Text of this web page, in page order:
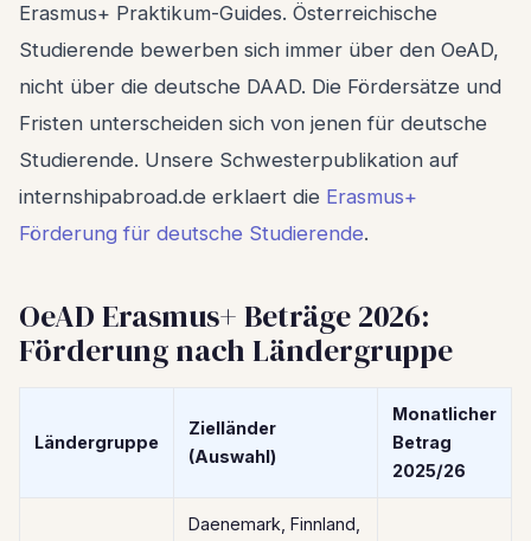
Erasmus+ Praktikum-Guides. Österreichische
Studierende bewerben sich immer über den OeAD,
nicht über die deutsche DAAD. Die Fördersätze und
Fristen unterscheiden sich von jenen für deutsche
Studierende. Unsere Schwesterpublikation auf
internshipabroad.de erklaert die Erasmus+
Förderung für deutsche Studierende.
OeAD Erasmus+ Beträge 2026:
Förderung nach Ländergruppe
Ländergruppe
Zielländer
(Auswahl)
Monatlicher
Betrag
2025/26
Daenemark, Finnland,